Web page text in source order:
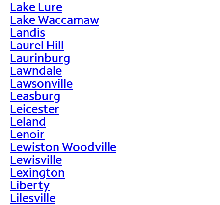
Lake Lure
Lake Waccamaw
Landis
Laurel Hill
Laurinburg
Lawndale
Lawsonville
Leasburg
Leicester
Leland
Lenoir
Lewiston Woodville
Lewisville
Lexington
Liberty
Lilesville